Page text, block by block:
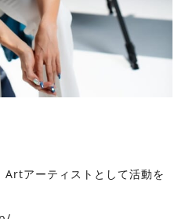
アーティストとして活動を